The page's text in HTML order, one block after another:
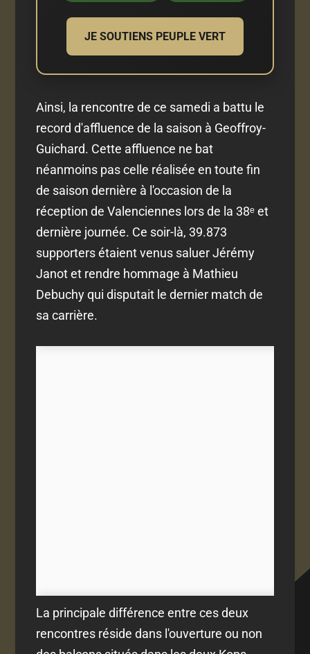
JE SOUTIENS PEUPLE VERT
Ainsi, la rencontre de ce samedi a battu le
record d'affluence de la saison à Geoffroy-
Guichard. Cette affluence ne bat
néanmoins pas celle réalisée en toute fin
de saison dernière à l'occasion de la
réception de Valenciennes lors de la 38ᵉ et
dernière journée. Ce soir-là, 39.873
supporters étaient venus saluer Jérémy
Janot et rendre hommage à Mathieu
Debuchy qui disputait le dernier match de
sa carrière.
La principale différence entre ces deux
rencontres réside dans l'ouverture ou non